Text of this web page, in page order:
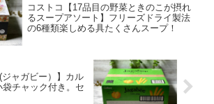
コストコ【17品目の野菜ときのこが摂れ
るスープアソート】フリーズドライ製法
の6種類楽しめる具たくさんスープ！
ャガビー）】カル
袋チャック付き。セ